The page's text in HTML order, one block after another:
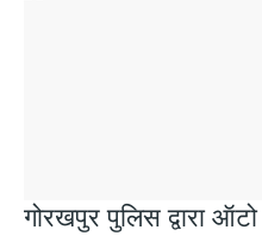
गोरखपुर पुलिस द्वारा